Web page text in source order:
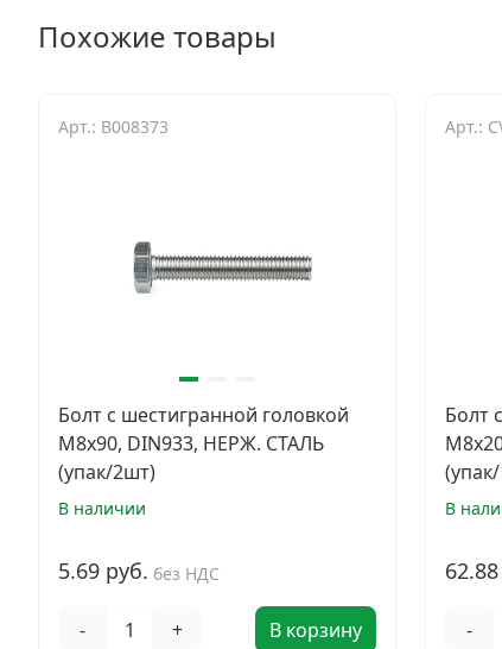
Похожие товары
Арт.: B008373
Болт с шестигранной головкой
M8х90, DIN933, НЕРЖ. СТАЛЬ
(упак/2шт)
В наличии
5.69 руб. без НДС
- + В корзину
Арт.:
Болт
В
-